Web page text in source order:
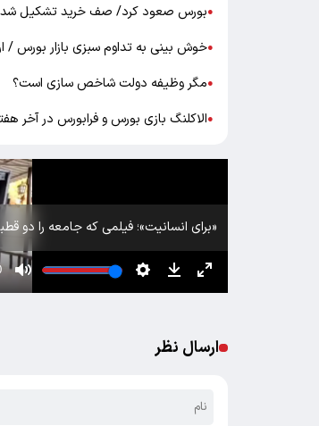
●بورس صعود کرد/ صف خرید تشکیل شد
●خوش بینی به تداوم سبزی بازار بورس /
●مگر وظیفه دولت شاخص سازی است؟
●الاکلنگ بازی بورس و فرابورس در آخر
«برای انسانیت»؛ فیلمی که جامعه را دو
ارسال نظر